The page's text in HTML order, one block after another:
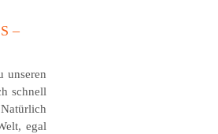
–
unseren
schnell
egal